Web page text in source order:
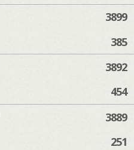
3899
385
3892
454
3889
251